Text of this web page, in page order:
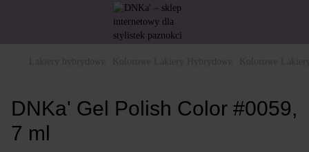
DNKa' Gel Polish Color #0059,
7 ml